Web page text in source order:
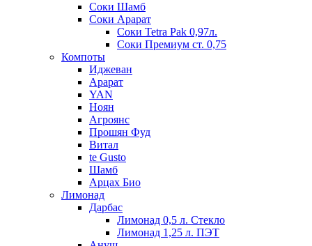
Соки Шамб
Соки Арарат
Соки Tetra Pak 0,97л.
Соки Премиум ст. 0,75
Компоты
Иджеван
Арарат
YAN
Ноян
Агроянс
Прошян Фуд
Витал
te Gusto
Шамб
Арцах Био
Лимонад
Дарбас
Лимонад 0,5 л. Стекло
Лимонад 1,25 л. ПЭТ